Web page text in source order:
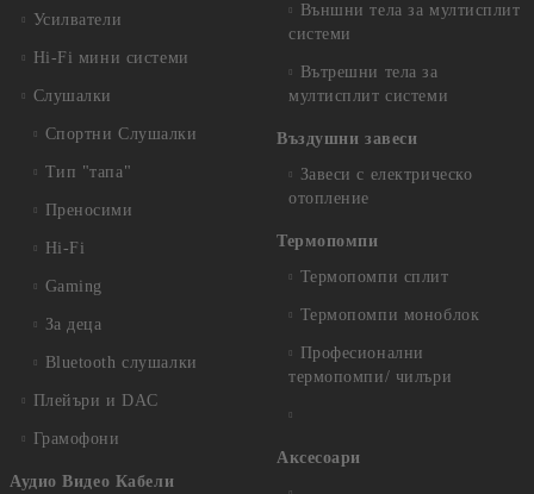
Усилватели
Hi-Fi мини системи
Слушалки
Спортни Слушалки
Тип "тапа"
Преносими
Hi-Fi
Gaming
За деца
Bluetooth слушалки
Плейъри и DAC
Грамофони
Аудио Видео Кабели
Външни тела за мултисплит
системи
Вътрешни тела за
мултисплит системи
Въздушни завеси
Завеси с електрическо
отопление
Термопомпи
Термопомпи сплит
Термопомпи моноблок
Професионални
термопомпи/ чилъри
Аксесоари